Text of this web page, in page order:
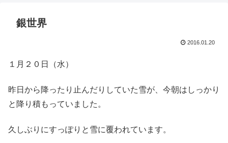
銀世界
2016.01.20
１月２０日（水）
昨日から降ったり止んだりしていた雪が、今朝はしっかり
と降り積もっていました。
久しぶりにすっぽりと雪に覆われています。